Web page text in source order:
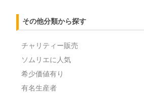
その他分類から探す
チャリティー販売
ソムリエに人気
希少価値有り
有名生産者